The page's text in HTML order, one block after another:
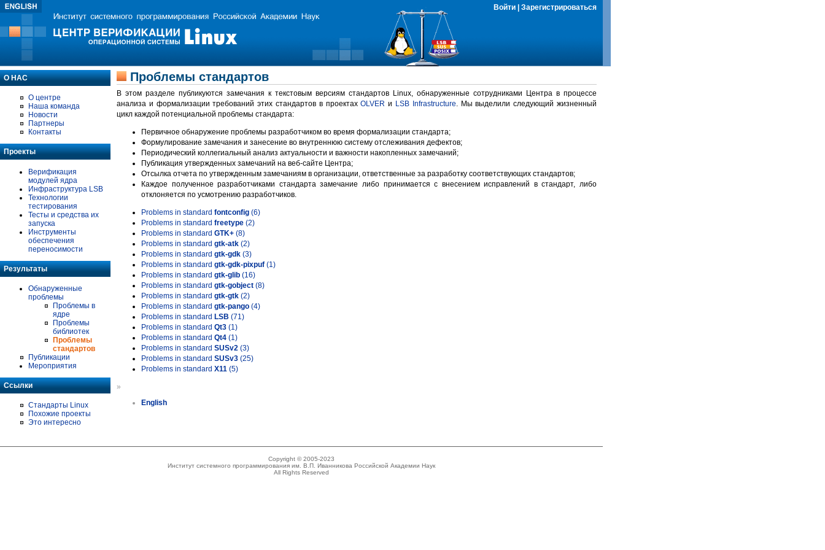
Войти Зарегистрироваться
О НАС
О центре
Наша команда
Новости
Партнеры
Контакты
Проекты
Верификация
модулей ядра
Инфраструктура LSB
Технологии
тестирования
Тесты и средства их
запуска
Инструменты
обеспечения
переносимости
Результаты
Обнаруженные
проблемы
Проблемы в
ядре
Проблемы
библиотек
Проблемы
стандартов
Публикации
Мероприятия
Ссылки
Стандарты Linux
Похожие проекты
Это интересно
Проблемы стандартов
В этом разделе публикуются замечания к текстовым версиям стандартов Linux, обнаруженные сотрудниками Центра в процессе
анализа и формализации требований этих стандартов в проектахOLVER и LSB Infrastructure. Мы выделили следующий жизненный
цикл каждой потенциальной проблемы стандарта:
Первичное обнаружение проблемы разработчиком во время формализации стандарта;
Формулирование замечания и занесение во внутреннюю систему отслеживания дефектов;
Периодический коллегиальный анализ актуальности и важности накопленных замечаний;
Публикация утвержденных замечаний на веб-сайте Центра;
Отсылка отчета по утвержденным замечаниям в организации, ответственные за разработку соответствующих стандартов;
Каждое полученное разработчиками стандарта замечание либо принимается с внесением исправлений в стандарт, либо
отклоняется по усмотрению разработчиков.
Problems in standard fontconfig (6)
Problems in standard freetype (2)
Problems in standard GTK+ (8)
Problems in standard gtk-atk (2)
Problems in standard gtk-gdk (3)
Problems in standard gtk-gdk-pixpuf (1)
Problems in standard gtk-glib (16)
Problems in standard gtk-gobject (8)
Problems in standard gtk-gtk (2)
Problems in standard gtk-pango (4)
Problems in standard LSB (71)
Problems in standard Qt3 (1)
Problems in standard Qt4 (1)
Problems in standard SUSv2 (3)
Problems in standard SUSv3 (25)
Problems in standard X11 (5)
»
English
Copyright © 2005-2023
Институт системного программирования им. В.П. Иванникова Российской Академии Наук
All Rights Reserved